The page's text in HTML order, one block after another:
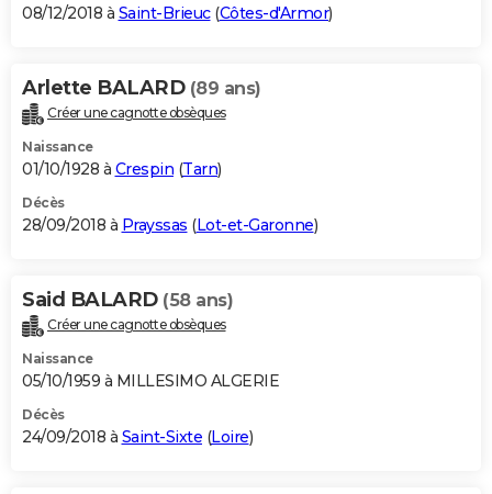
08/12/2018 à Saint-Brieuc(Côtes-d'Armor)
Arlette BALARD (89 ans)
Créer une cagnotte obsèques
Naissance
01/10/1928 à Crespin (Tarn)
Décès
28/09/2018 à Prayssas (Lot-et-Garonne)
Said BALARD (58 ans)
Créer une cagnotte obsèques
Naissance
05/10/1959 à MILLESIMO ALGERIE
Décès
24/09/2018 à Saint-Sixte (Loire)